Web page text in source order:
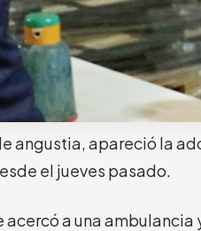
angustia, apareció la
el jueves pasado.
acercó a una ambulancia